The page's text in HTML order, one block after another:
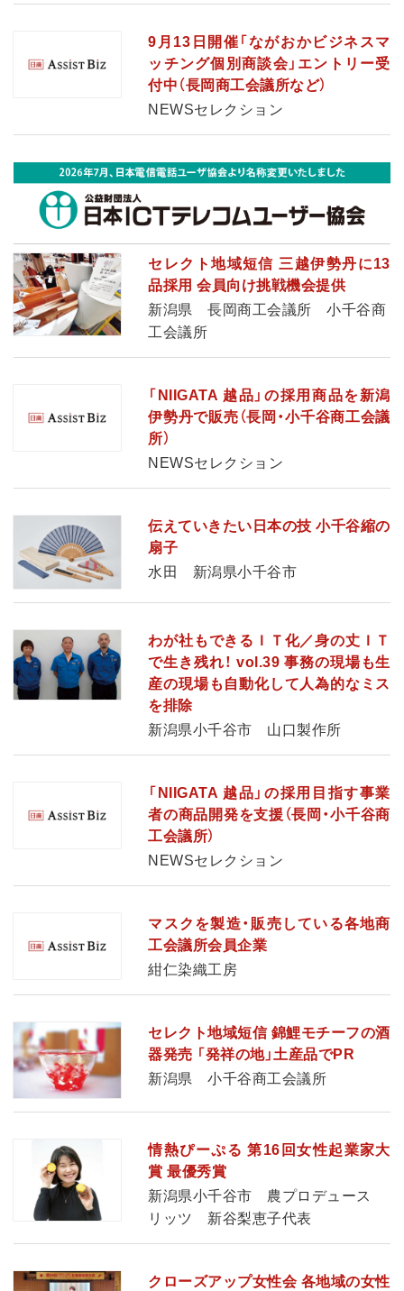
9月13日開催「ながおかビジネスマ
ッチング個別商談会」エントリー受
付中（長岡商工会議所など）
NEWSセレクション
セレクト地域短信 三越伊勢丹に13
品採用 会員向け挑戦機会提供
新潟県 長岡商工会議所 小千谷商
工会議所
「NIIGATA 越品」の採用商品を新潟
伊勢丹で販売（長岡・小千谷商工会議
所）
NEWSセレクション
伝えていきたい日本の技 小千谷縮の
扇子
水田 新潟県小千谷市
わが社もできるＩＴ化／身の丈ＩＴ
で生き残れ！ vol.39 事務の現場も生
産の現場も自動化して人為的なミス
を排除
新潟県小千谷市 山口製作所
「NIIGATA 越品」の採用目指す事業
者の商品開発を支援（長岡・小千谷商
工会議所）
NEWSセレクション
マスクを製造・販売している各地商
工会議所会員企業
紺仁染織工房
セレクト地域短信 錦鯉モチーフの酒
器発売 「発祥の地」土産品でPR
新潟県 小千谷商工会議所
情熱ぴーぷる 第16回女性起業家大
賞 最優秀賞
新潟県小千谷市 農プロデュース
リッツ 新谷梨恵子代表
クローズアップ女性会 各地域の女性